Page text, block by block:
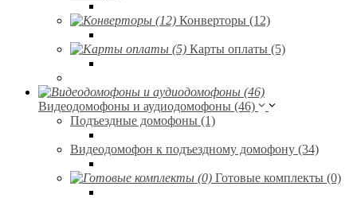
Конверторы (12)
Карты оплаты (5)
Видеодомофоны и аудиодомофоны (46)
Подъездные домофоны (1)
Видеодомофон к подъездному домофону (34)
Готовые комплекты (0)